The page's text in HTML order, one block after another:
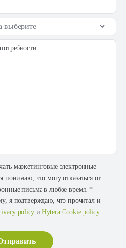
маркетинговые электронные
понимаю, что могу отказаться от
письма в любое время. *
я подтверждаю, что прочитал и
policy и Hytera Cookie policy